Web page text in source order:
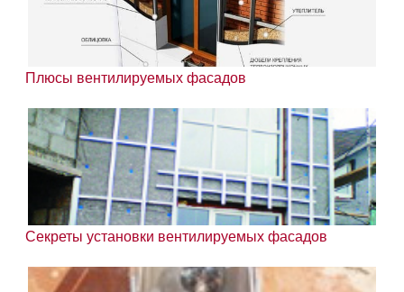
Плюсы вентилируемых фасадов
Секреты установки вентилируемых фасадов